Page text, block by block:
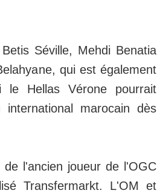
Séville, Mehdi Benatia
qui est également
Hellas Vérone pourrait
marocain dès
l'ancien joueur de l'OGC
Transfermarkt. L'OM et